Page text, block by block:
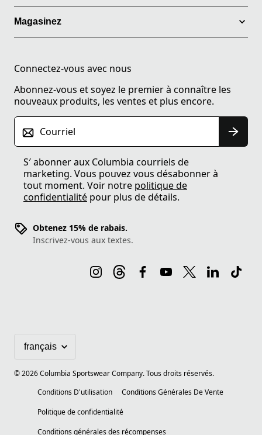
Magasinez
Connectez-vous avec nous
Abonnez-vous et soyez le premier à connaître les
nouveaux produits, les ventes et plus encore.
Courriel
S′ abonner aux Columbia courriels de
marketing. Vous pouvez vous désabonner à
tout moment. Voir notre politique de
confidentialité pour plus de détails.
Obtenez 15% de rabais.
Inscrivez-vous aux textes.
©2026Columbia Sportswear Company. Tous droits réservés.
Conditions D'utilisation
Conditions Générales De Vente
Politique de confidentialité
Conditions générales des récompenses